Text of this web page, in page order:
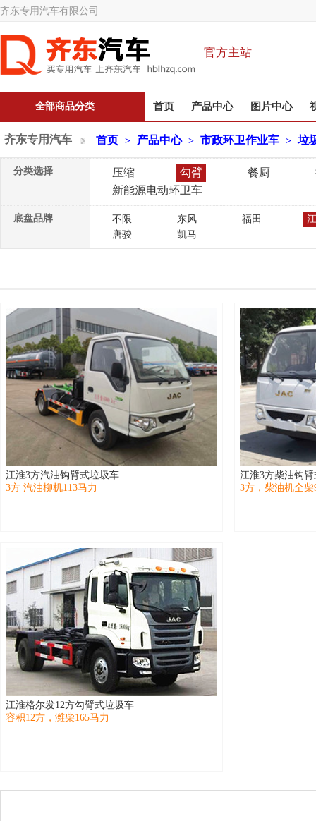
齐东专用汽车有限公司
官方主站
全部商品分类 首页 产品中心 图片中心
齐东专用汽车 首页 > 产品中心 > 市政环卫作业车 > 垃
分类选择 压缩 勾臂 餐厨
新能源电动环卫车
底盘品牌 不限 东风 福田
唐骏
凯马
江淮3方汽油钩臂式垃圾车
3方 汽油柳机113马力
江淮3方柴油钩
3方，柴油机全柴
江淮格尔发12方勾臂式垃圾车
容积12方，潍柴165马力